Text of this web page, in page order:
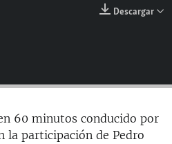
EN CUBA
Descargar
60 minutos conducido por
la participación de Pedro